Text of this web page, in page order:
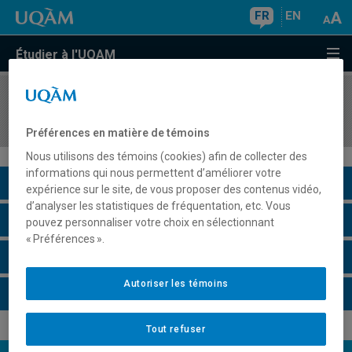
FR EN
Étudier à l'UQAM
COURS//
Description du cours
Horaire - Été 2026
Préférences en matière de témoins
Nous utilisons des témoins (cookies) afin de collecter des
informations qui nous permettent d’améliorer votre
expérience sur le site, de vous proposer des contenus vidéo,
d’analyser les statistiques de fréquentation, etc. Vous
pouvez personnaliser votre choix en sélectionnant
« Préférences ».
Tout refuser
Autoriser les témoins